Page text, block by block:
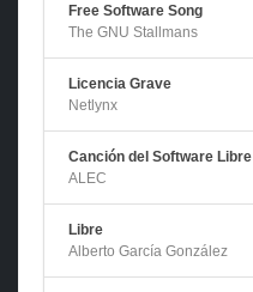
Free Software Song
The GNU Stallmans
Licencia Grave
Netlynx
Canción del Software Libre
ALEC
Libre
Alberto García González